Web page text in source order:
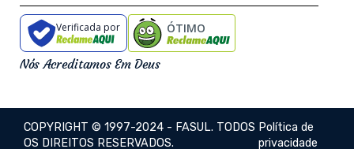
Verificada por ÓTIMO
Nós Acreditamos Em Deus
COPYRIGHT © 1997-2024 - FASUL. TODOS
OS DIREITOS RESERVADOS.
Política de
privacidade